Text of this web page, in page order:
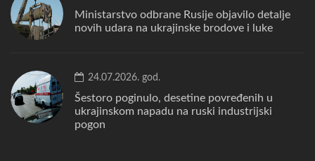
Ministarstvo odbrane Rusije objavilo detalje
novih udara na ukrajinske brodove i luke
24.07.2026. god.
Šestoro poginulo, desetine povređenih u
ukrajinskom napadu na ruski industrijski
pogon